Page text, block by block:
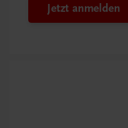
Jetzt anmelden